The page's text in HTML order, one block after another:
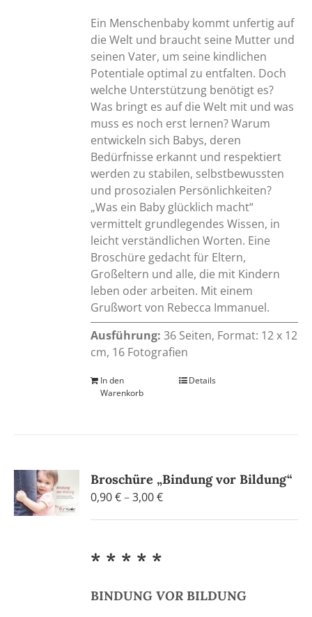
Ein Menschenbaby kommt unfertig auf
die Welt und braucht seine Mutter und
seinen Vater, um seine kindlichen
Potentiale optimal zu entfalten. Doch
welche Unterstützung benötigt es?
Was bringt es auf die Welt mit und was
muss es noch erst lernen? Warum
entwickeln sich Babys, deren
Bedürfnisse erkannt und respektiert
werden zu stabilen, selbstbewussten
und prosozialen Persönlichkeiten?
„Was ein Baby glücklich macht“
vermittelt grundlegendes Wissen, in
leicht verständlichen Worten. Eine
Broschüre gedacht für Eltern,
Großeltern und alle, die mit Kindern
leben oder arbeiten. Mit einem
Grußwort von Rebecca Immanuel.
Ausführung: 36 Seiten, Format: 12 x 12
cm, 16 Fotografien
In den
Warenkorb
Details
Broschüre „Bindung vor Bildung“
0,90€–3,00€Preisspanne:
* * * * *
BINDUNGVOR BILDUNG